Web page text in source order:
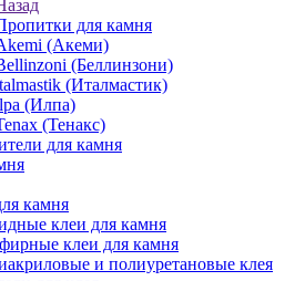
для камня
(Акеми)
(Беллинзони)
(Италмастик)
(Илпа)
(Тенакс)
для камня
камня
клеи для камня
клеи для камня
и полиуретановые клея